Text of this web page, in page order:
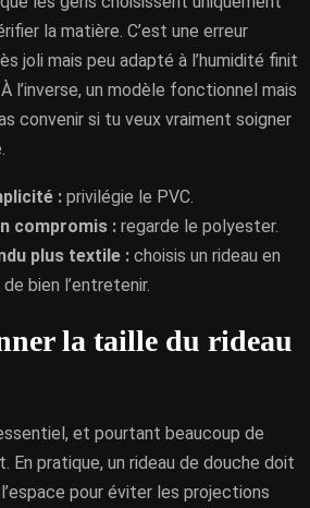
la matière. C’est une erreur
joli mais peu adapté à l’humidité finit
l’inverse, un modèle fonctionnel mais
convenir si tu veux vraiment soigner
: privilégie le PVC.
compromis : regarde le polyester.
plus textile : choisis un rideau en
bien l’entretenir.
la taille du rideau
et pourtant beaucoup de
En pratique, un rideau de douche doit
pour éviter les projections